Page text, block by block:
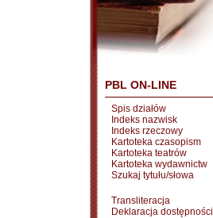
PBL ON-LINE
Spis działów
Indeks nazwisk
Indeks rzeczowy
Kartoteka czasopism
Kartoteka teatrów
Kartoteka wydawnictw
Szukaj tytułu/słowa
Transliteracja
Deklaracja dostępności